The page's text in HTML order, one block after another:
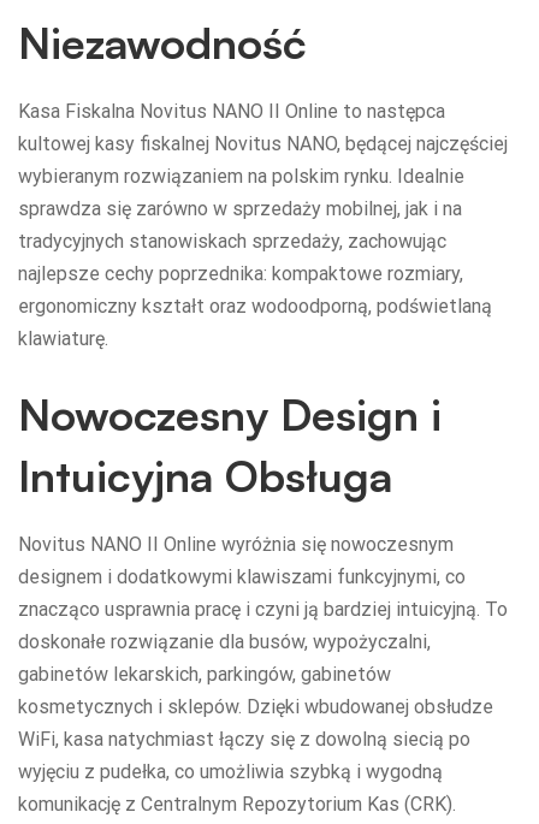
Niezawodność
Kasa Fiskalna Novitus NANO II Online to następca
kultowej kasy fiskalnej Novitus NANO, będącej najczęściej
wybieranym rozwiązaniem na polskim rynku. Idealnie
sprawdza się zarówno w sprzedaży mobilnej, jak i na
tradycyjnych stanowiskach sprzedaży, zachowując
najlepsze cechy poprzednika: kompaktowe rozmiary,
ergonomiczny kształt oraz wodoodporną, podświetlaną
klawiaturę.
Nowoczesny Design i
Intuicyjna Obsługa
Novitus NANO II Online wyróżnia się nowoczesnym
designem i dodatkowymi klawiszami funkcyjnymi, co
znacząco usprawnia pracę i czyni ją bardziej intuicyjną. To
doskonałe rozwiązanie dla busów, wypożyczalni,
gabinetów lekarskich, parkingów, gabinetów
kosmetycznych i sklepów. Dzięki wbudowanej obsłudze
WiFi, kasa natychmiast łączy się z dowolną siecią po
wyjęciu z pudełka, co umożliwia szybką i wygodną
komunikację z Centralnym Repozytorium Kas (CRK).